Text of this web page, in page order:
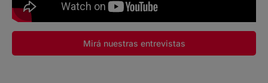
Mirá nuestras entrevistas